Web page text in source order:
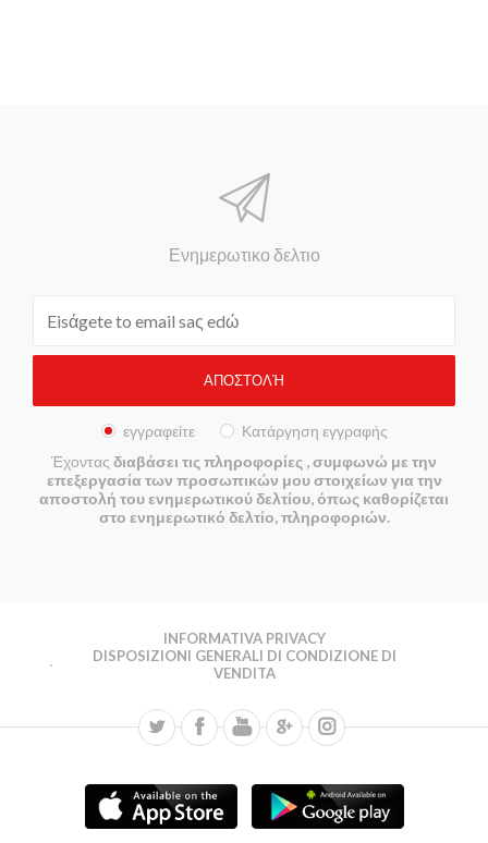
Ενημερωτικο δελτιο
εγγραφείτε
Κατάργηση εγγραφής
Έχοντας διαβάσει τις πληροφορίες , συμφωνώ με την
επεξεργασία των προσωπικών μου στοιχείων για την
αποστολή του ενημερωτικού δελτίου, όπως καθορίζεται
στο ενημερωτικό δελτίο, πληροφοριών.
INFORMATIVA PRIVACY
DISPOSIZIONI GENERALI DI CONDIZIONE DI
VENDITA